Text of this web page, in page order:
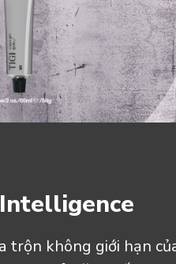
trộn không giới hạn